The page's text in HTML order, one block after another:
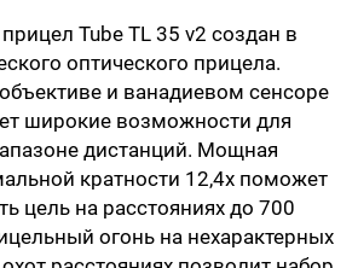
Tube TL 35 v2 создан в
оптического прицела.
и ванадиевом сенсоре
широкие возможности для
дистанций. Мощная
кратности 12,4х поможет
цель на расстояниях до 700
огонь на нехарактерных